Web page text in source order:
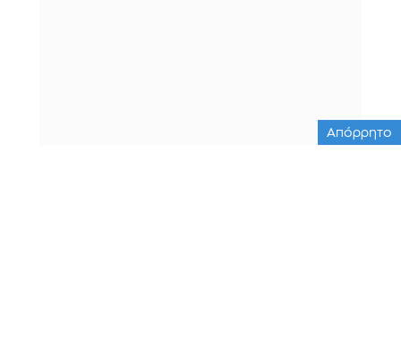
Απόρρητο